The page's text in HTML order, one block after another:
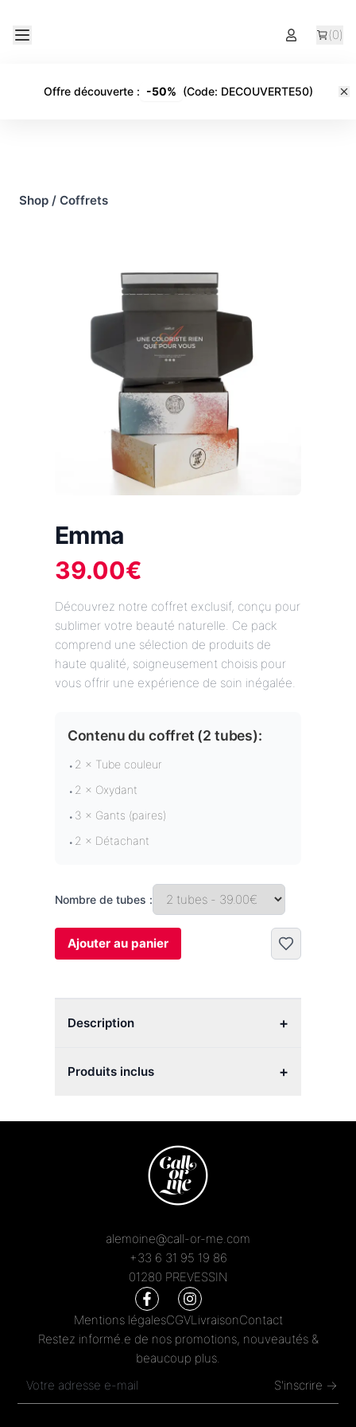
(0)
Offre découverte: -50% (Code: DECOUVERTE50)
Shop / Coffrets
Emma
39.00€
Découvrez notre coffret exclusif, conçu pour
sublimer votre beauté naturelle. Ce pack
comprend une sélection de produits de
haute qualité, soigneusement choisis pour
vous offrir une expérience de soin inégalée.
Contenu du coffret (2 tubes):
• 2 × Tube couleur
• 2 × Oxydant
• 3 × Gants (paires)
• 2 × Détachant
Nombre de tubes :
Ajouter au panier
Description +
Produits inclus +
alemoine@call-or-me.com
+33 6 31 95 19 86
01280 PREVESSIN
Mentions légalesCGVLivraisonContact
Restez informé.e de nos promotions, nouveautés &
beaucoup plus.
S'inscrire →